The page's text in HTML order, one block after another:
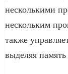
несколькими
нескольким
также
выделяя